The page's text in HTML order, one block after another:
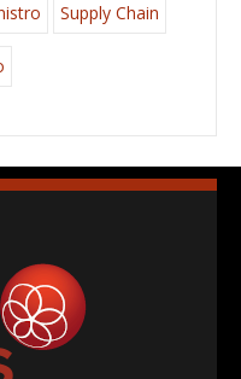
Supply Chain